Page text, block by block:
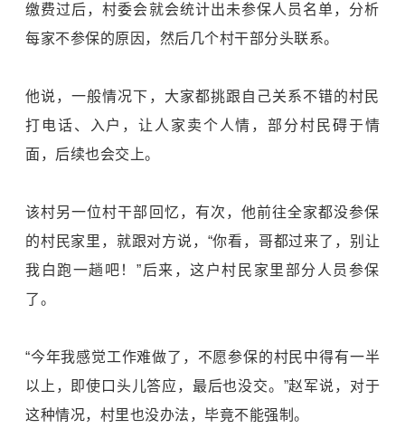
缴费过后，村委会就会统计出未参保人员名单，分析
每家不参保的原因，然后几个村干部分头联系。
他说，一般情况下，大家都挑跟自己关系不错的村民
打电话、入户，让人家卖个人情，部分村民碍于情
面，后续也会交上。
该村另一位村干部回忆，有次，他前往全家都没参保
的村民家里，就跟对方说，“你看，哥都过来了，别让
我白跑一趟吧！”后来，这户村民家里部分人员参保
了。
“今年我感觉工作难做了，不愿参保的村民中得有一半
以上，即使口头儿答应，最后也没交。”赵军说，对于
这种情况，村里也没办法，毕竟不能强制。